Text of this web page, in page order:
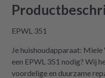
EPWL 351
Je huishoudapparaat:
een EPWL 351 nodig? Wij
voordelige en duurzame